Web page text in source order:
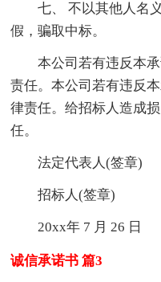
七、 不以其他人名
假，骗取中标。
本公司若有违反本
责任。本公司若有违反
律责任。给招标人造成
任。
法定代表人(签章)
招标人(签章)
20xx年 7 月 26 日
诚信承诺书 篇3